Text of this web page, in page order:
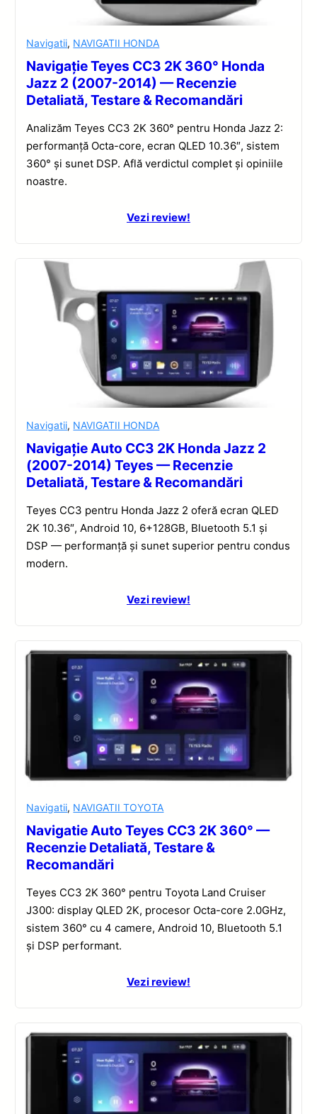
Navigatii, NAVIGATII HONDA
Navigație Teyes CC3 2K 360° Honda
Jazz 2 (2007-2014) — Recenzie
Detaliată, Testare & Recomandări
Analizăm Teyes CC3 2K 360° pentru Honda Jazz 2:
performanță Octa-core, ecran QLED 10.36″, sistem
360° și sunet DSP. Află verdictul complet și opiniile
noastre.
Vezi review!
Navigatii, NAVIGATII HONDA
Navigație Auto CC3 2K Honda Jazz 2
(2007-2014) Teyes — Recenzie
Detaliată, Testare & Recomandări
Teyes CC3 pentru Honda Jazz 2 oferă ecran QLED
2K 10.36″, Android 10, 6+128GB, Bluetooth 5.1 și
DSP — performanță și sunet superior pentru condus
modern.
Vezi review!
Navigatii, NAVIGATII TOYOTA
Navigatie Auto Teyes CC3 2K 360° —
Recenzie Detaliată, Testare &
Recomandări
Teyes CC3 2K 360° pentru Toyota Land Cruiser
J300: display QLED 2K, procesor Octa-core 2.0GHz,
sistem 360° cu 4 camere, Android 10, Bluetooth 5.1
și DSP performant.
Vezi review!